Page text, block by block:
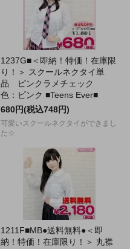
1237G■＜即納！特価！在庫限
り！＞ スクールネクタイ単
品 ピンクラメチェック
色：ピンク ■Teens Ever■
680円(税込748円)
可愛いスクールネクタイができまし
た☆
1211F■MB●送料無料●＜即
納！特価！在庫限り！＞ 丸襟